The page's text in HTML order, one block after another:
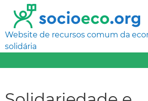
Website de recursos comum da
solidária